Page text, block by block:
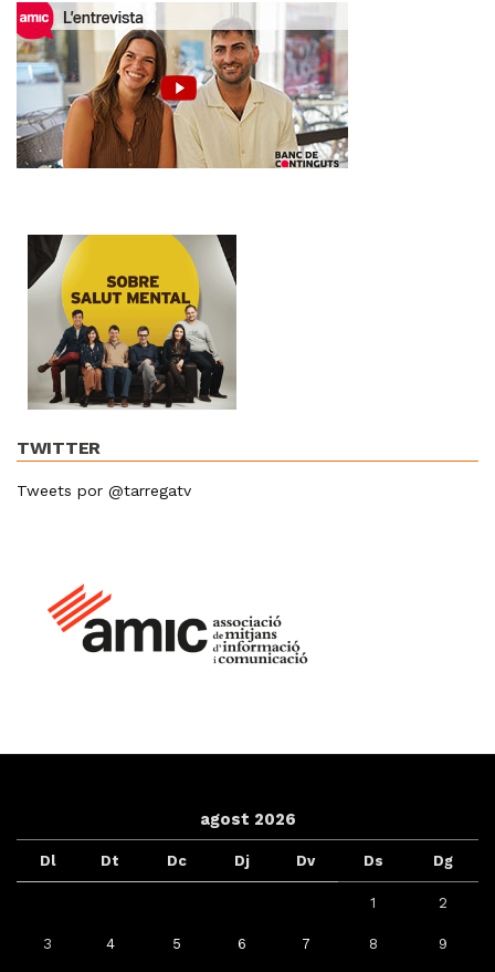
TWITTER
Tweets por @tarregatv
agost 2026
Dl Dt Dc Dj Dv Ds Dg
1 2
3 4 5 6 7 8 9